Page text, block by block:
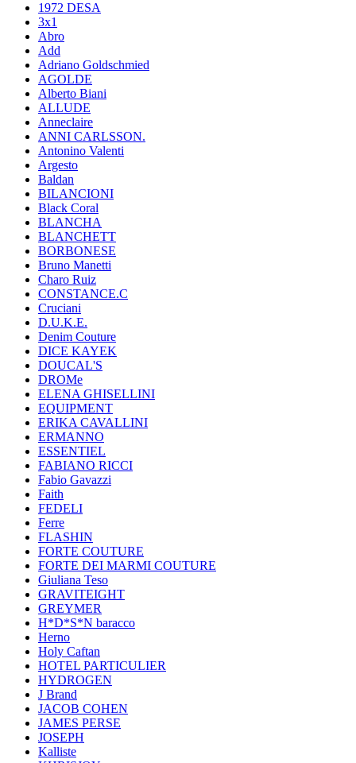
1972 DESA
3x1
Abro
Add
Adriano Goldschmied
AGOLDE
Alberto Biani
ALLUDE
Anneclaire
ANNI CARLSSON.
Antonino Valenti
Argesto
Baldan
BILANCIONI
Black Coral
BLANCHA
BLANCHETT
BORBONESE
Bruno Manetti
Charo Ruiz
CONSTANCE.C
Cruciani
D.U.K.E.
Denim Couture
DICE KAYEK
DOUCAL'S
DROMe
ELENA GHISELLINI
EQUIPMENT
ERIKA CAVALLINI
ERMANNO
ESSENTIEL
FABIANO RICCI
Fabio Gavazzi
Faith
FEDELI
Ferre
FLASHIN
FORTE COUTURE
FORTE DEI MARMI COUTURE
Giuliana Teso
GRAVITEIGHT
GREYMER
H*D*S*N baracco
Herno
Holy Caftan
HOTEL PARTICULIER
HYDROGEN
J Brand
JACOB COHEN
JAMES PERSE
JOSEPH
Kalliste